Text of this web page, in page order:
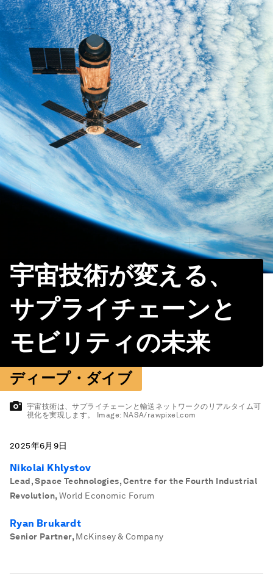
宇宙技術が変える、
サプライチェーンと
モビリティの未来
ディープ・ダイブ
宇宙技術は、サプライチェーンと輸送ネットワークのリアルタイム可
視化を実現します。
Image: NASA/rawpixel.com
2025年6月9日
Nikolai Khlystov
Lead, Space Technologies, Centre for the Fourth Industrial
Revolution, World Economic Forum
Ryan Brukardt
Senior Partner, McKinsey & Company